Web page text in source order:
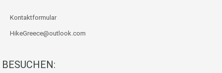
Kontaktformular
HikeGreece@outlook.com
BESUCHEN: